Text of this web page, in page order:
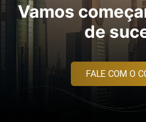
Vamos
de
FALE COM O